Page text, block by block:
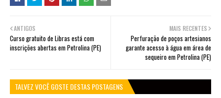
MAIS RECENTES
Perfuração de poços artesianos
garante acesso à água em área de
sequeiro em Petrolina (PE)
ANTIGOS
Curso gratuito de Libras está com
inscrições abertas em Petrolina (PE)
TALVEZ VOCÊ GOSTE DESTAS POSTAGENS